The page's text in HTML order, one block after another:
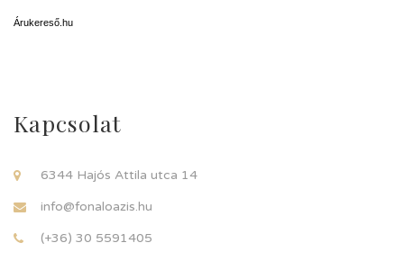
Árukereső.hu
Kapcsolat
6344 Hajós Attila utca 14
info@fonaloazis.hu
(+36) 30 5591405